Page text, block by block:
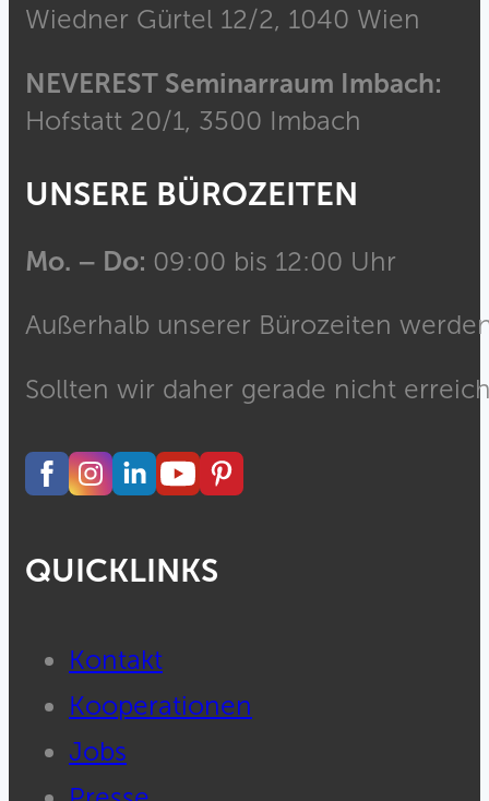
Wiedner Gürtel 12/2, 1040 Wien
NEVEREST Seminarraum Imbach:
Hofstatt 20/1, 3500 Imbach
UNSERE BÜROZEITEN
Mo. – Do: 09:00 bis 12:00 Uhr
Außerhalb unserer Bürozeiten
Sollten wir daher gerade nicht
QUICKLINKS
Kontakt
Kooperationen
Jobs